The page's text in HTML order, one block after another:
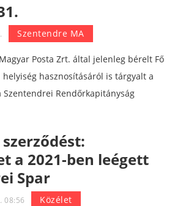
Szentendre MA
Posta Zrt. által jelenleg bérelt Fő
hasznosításáról is tárgyalt a
Szentendrei Rendőrkapitányság
a 2021-ben leégett
Spar
08:56 Közélet